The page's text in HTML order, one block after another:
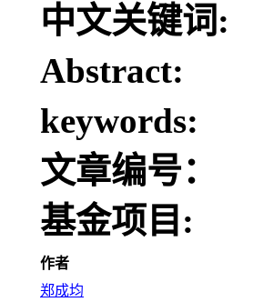
中文关键词:
Abstract:
keywords:
文章编号：
基金项目:
作者
郑成均